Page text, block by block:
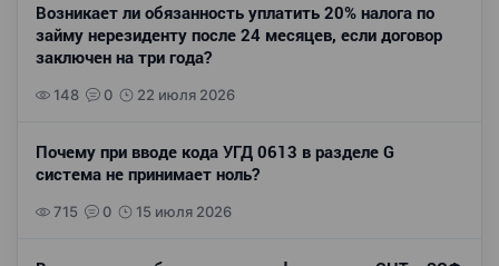
Возникает ли обязанность уплатить 20% налога по
займу нерезиденту после 24 месяцев, если договор
заключен на три года?
148 0 22 июля 2026
Почему при вводе кода УГД 0613 в разделе G
система не принимает ноль?
715 0 15 июля 2026